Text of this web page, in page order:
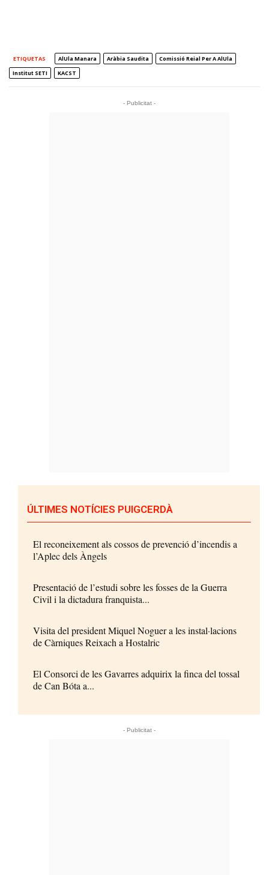
ETIQUETAS AlUla Manara Aràbia Saudita
Comissió Reial Per A AlUla
Institut SETI
KACST
- Publicitat -
ÚLTIMES NOTÍCIES PUIGCERDÀ
El reconeixement als cossos de prevenció d’incendis a
l’Aplec dels Àngels
Presentació de l’estudi sobre les fosses de la Guerra
Civil i la dictadura franquista...
Visita del president Miquel Noguer a les instal·lacions
de Càrniques Reixach a Hostalric
El Consorci de les Gavarres adquirix la finca del tossal
de Can Bóta a...
- Publicitat -